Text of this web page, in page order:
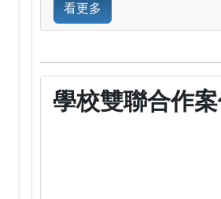
看更多
學校雙聯合作